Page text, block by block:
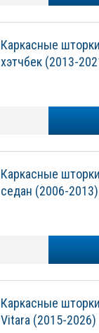
Каркасные
хэтчбек (2013-
Каркасные
седан (2006-
Каркасные
Vitara (2015-